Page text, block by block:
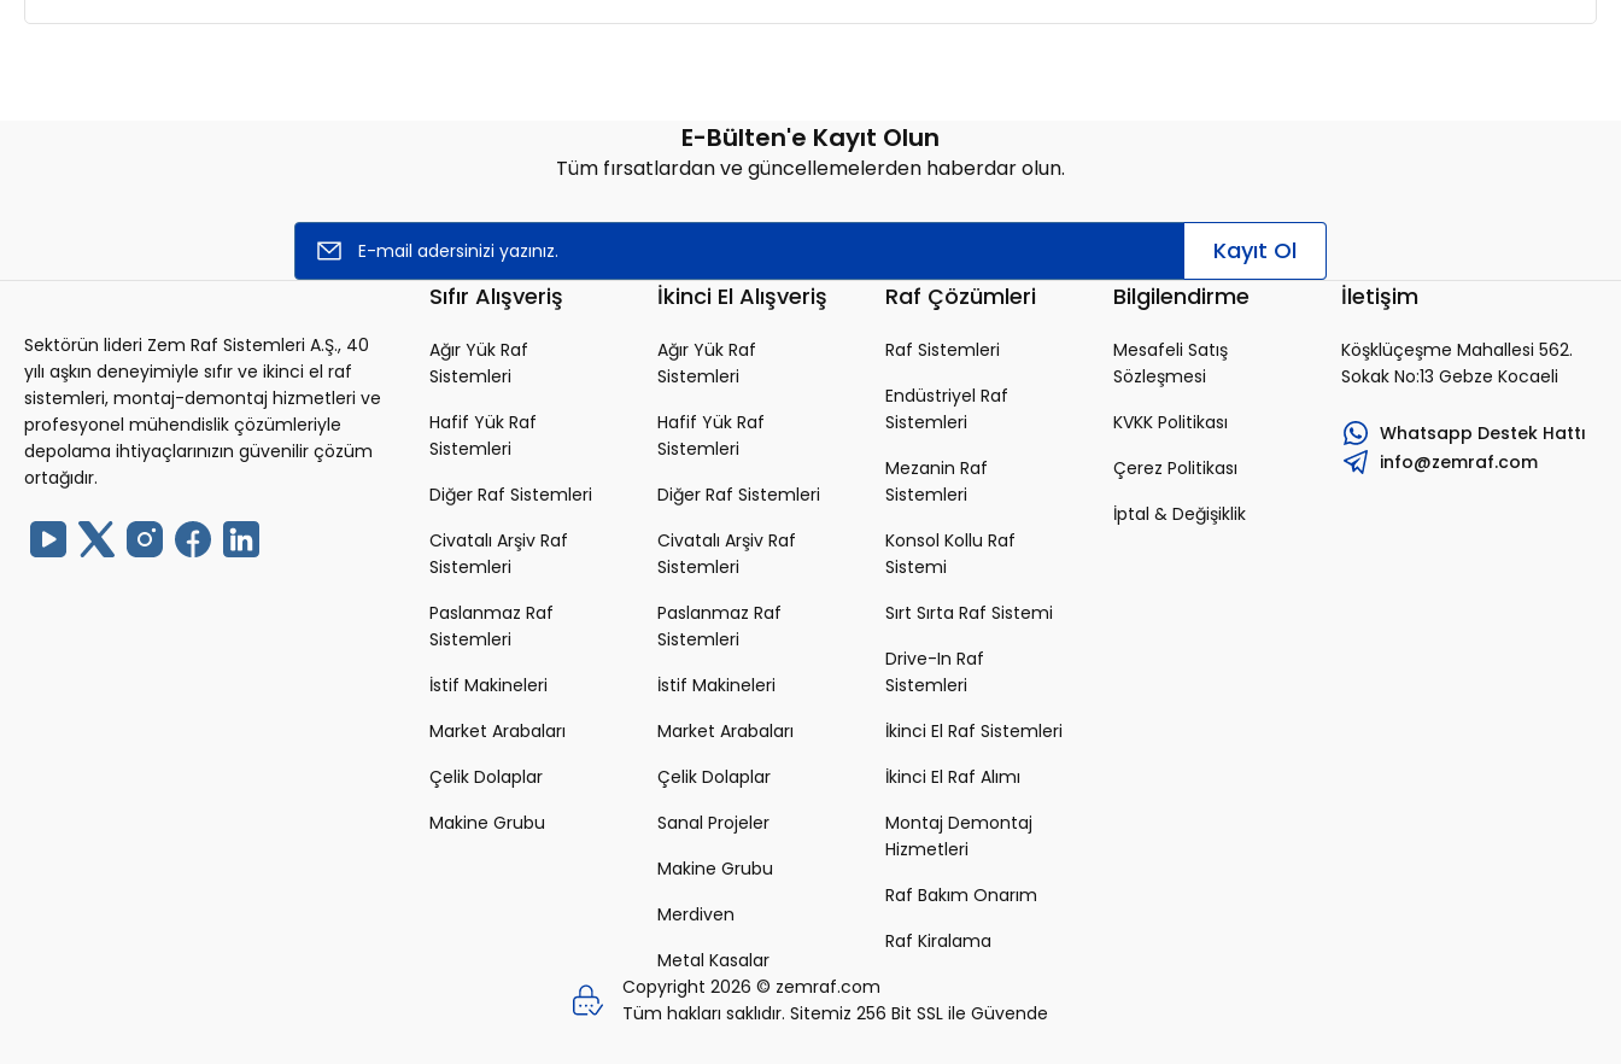
E-Bülten'e Kayıt Olun
Tüm fırsatlardan ve güncellemelerden haberdar olun.
Kayıt Ol
Sektörün lideri Zem Raf Sistemleri A.Ş., 40
yılı aşkın deneyimiyle sıfır ve ikinci el raf
sistemleri, montaj-demontaj hizmetleri ve
profesyonel mühendislik çözümleriyle
depolama ihtiyaçlarınızın güvenilir çözüm
ortağıdır.
Sıfır Alışveriş
Ağır Yük Raf
Sistemleri
Hafif Yük Raf
Sistemleri
Diğer Raf Sistemleri
Civatalı Arşiv Raf
Sistemleri
Paslanmaz Raf
Sistemleri
İstif Makineleri
Market Arabaları
Çelik Dolaplar
Makine Grubu
İkinci El Alışveriş
Ağır Yük Raf
Sistemleri
Hafif Yük Raf
Sistemleri
Diğer Raf Sistemleri
Civatalı Arşiv Raf
Sistemleri
Paslanmaz Raf
Sistemleri
İstif Makineleri
Market Arabaları
Çelik Dolaplar
Sanal Projeler
Makine Grubu
Merdiven
Metal Kasalar
Raf Çözümleri
Raf Sistemleri
Endüstriyel Raf
Sistemleri
Mezanin Raf
Sistemleri
Konsol Kollu Raf
Sistemi
Sırt Sırta Raf Sistemi
Drive-In Raf
Sistemleri
İkinci El Raf Sistemleri
İkinci El Raf Alımı
Montaj Demontaj
Hizmetleri
Raf Bakım Onarım
Raf Kiralama
Bilgilendirme
Mesafeli Satış
Sözleşmesi
KVKK Politikası
Çerez Politikası
İptal & Değişiklik
İletişim
Köşklüçeşme Mahallesi 562.
Sokak No:13 Gebze Kocaeli
Whatsapp Destek Hattı
info@zemraf.com
Copyright 2026 © zemraf.com
Tüm hakları saklıdır. Sitemiz 256 Bit SSL ile Güvende